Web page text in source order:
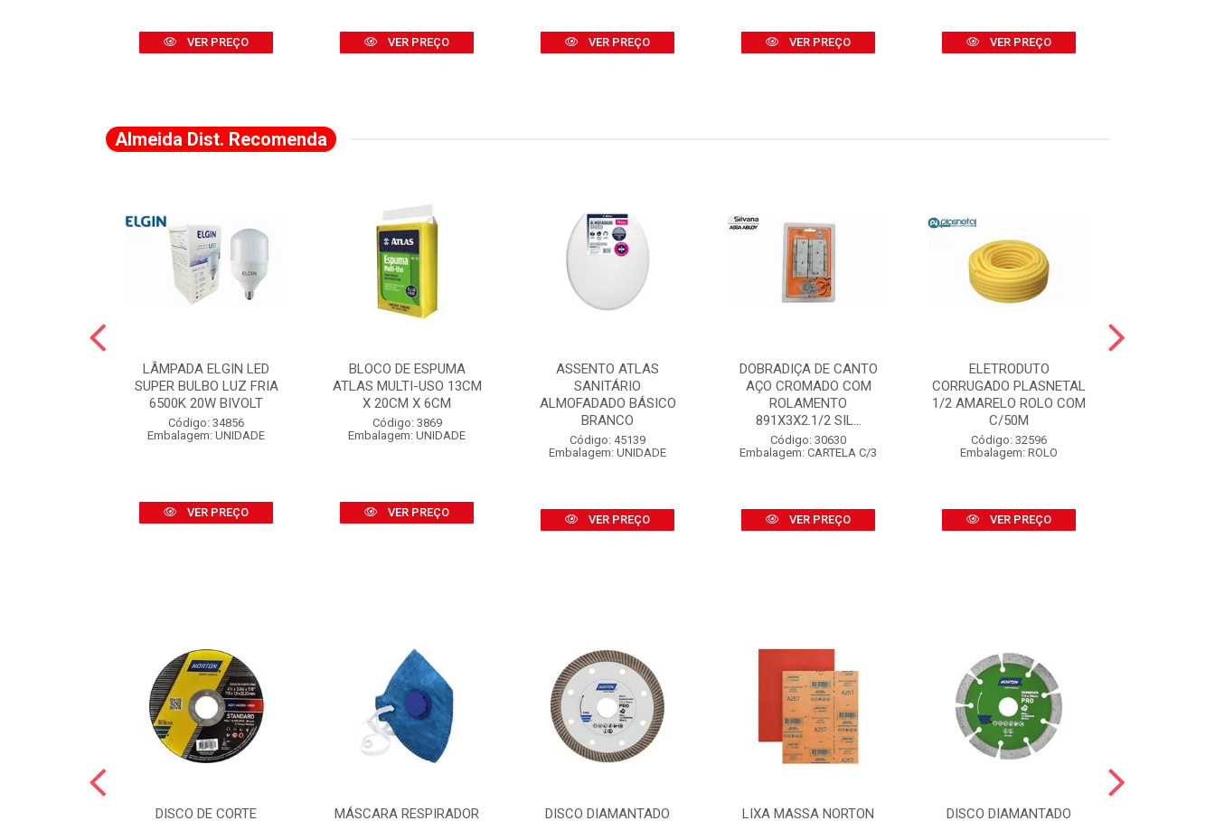
VER PREÇO VER PREÇO VER PREÇO VER PREÇO VER PREÇO
Almeida Dist. Recomenda
LÂMPADA ELGIN LED
SUPER BULBO LUZ FRIA
6500K 20W BIVOLT
Código: 34856
Embalagem: UNIDADE
VER PREÇO
BLOCO DE ESPUMA
ATLAS MULTI-USO 13CM
X 20CM X 6CM
Código: 3869
Embalagem: UNIDADE
VER PREÇO
ASSENTO ATLAS
SANITÁRIO
ALMOFADADO BÁSICO
BRANCO
Código: 45139
Embalagem: UNIDADE
VER PREÇO
DOBRADIÇA DE CANTO
AÇO CROMADO COM
ROLAMENTO
891X3X2.1/2 SIL...
Código: 30630
Embalagem: CARTELA C/3
VER PREÇO
ELETRODUTO
CORRUGADO PLASNETAL
1/2 AMARELO ROLO COM
C/50M
Código: 32596
Embalagem: ROLO
VER PREÇO
DISCO DE CORTE MÁSCARA RESPIRADOR DISCO DIAMANTADO LIXA MASSA NORTON DISCO DIAMANTADO